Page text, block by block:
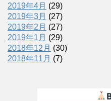
2019年4月 (29)
2019年3月 (27)
2019年2月 (27)
2019年1月 (29)
2018年12月 (30)
2018年11月 (7)